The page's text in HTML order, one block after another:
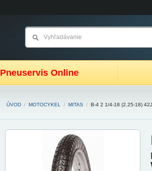
Pneuservis Online
ÚVOD / MOTOCYKEL / MITAS / B-4 2 1/4-18 (2.25-18)